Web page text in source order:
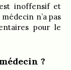
inoffensif et
n’a pas
pour le
?